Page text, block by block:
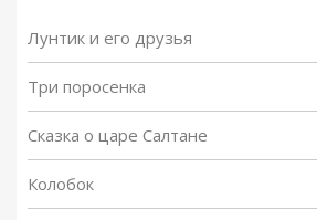
Лунтик и его друзья
Три поросенка
Сказка о царе Салтане
Колобок